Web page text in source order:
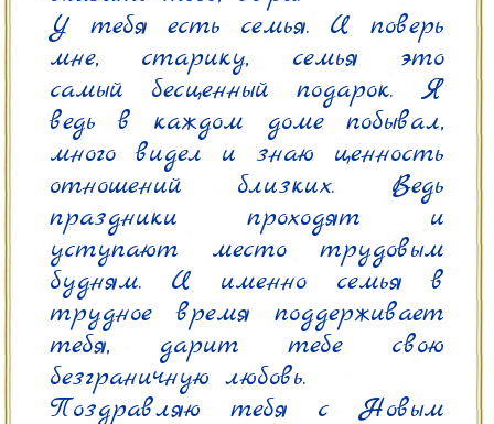
У тебя есть семья. И поверь
мне, старику, семья это
самый бесценный подарок. Я
ведь в каждом доме побывал,
много видел и знаю ценность
отношений близких. Ведь
праздники проходят и
уступают место трудовым
будням. И именно семья в
трудное время поддерживает
тебя, дарит тебе свою
безграничную любовь.
Поздравляю тебя с Новым